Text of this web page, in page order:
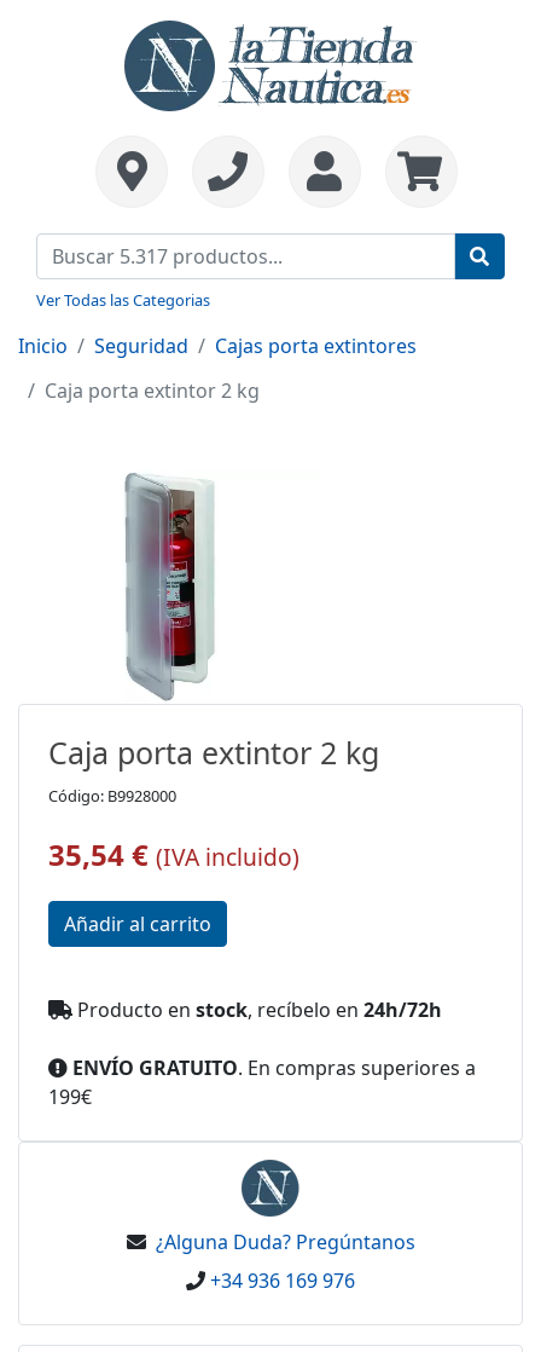
Ver Todas las Categorias
Inicio Seguridad
Cajas porta extintores
Caja porta extintor 2 kg
Caja porta extintor 2 kg
Código: B9928000
35,54 € (IVA incluido)
Producto en stock, recíbelo en 24h/72h
ENVÍO GRATUITO. En compras superiores a
199€
¿Alguna Duda? Pregúntanos
+34 936 169 976